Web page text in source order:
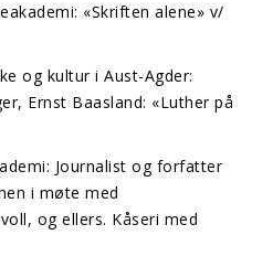
«Skriften alene» v/
og kultur i Aust-Agder:
Ernst Baasland: «Luther på
Journalist og forfatter
i møte med
og ellers. Kåseri med